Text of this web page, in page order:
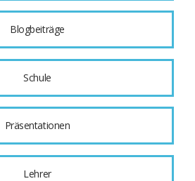
Blogbeiträge
Schule
Präsentationen
Lehrer